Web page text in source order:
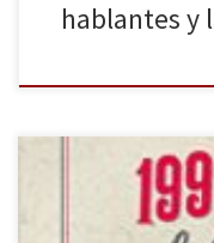
hablantes y
Expresarse con